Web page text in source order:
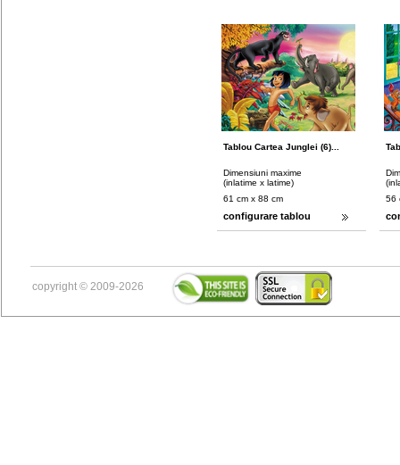
Tablou Cartea Junglei (6)...
Dimensiuni maxime
(inlatime x latime)
61 cm x 88 cm
configurare tablou
56
copyright © 2009-2026